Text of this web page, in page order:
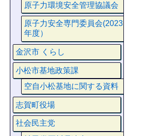
原子力環境安全管理協議会
原子力安全専門委員会(2023
年度）
金沢市 くらし
小松市基地政策課
空自小松基地に関する資料
志賀町役場
社会民主党